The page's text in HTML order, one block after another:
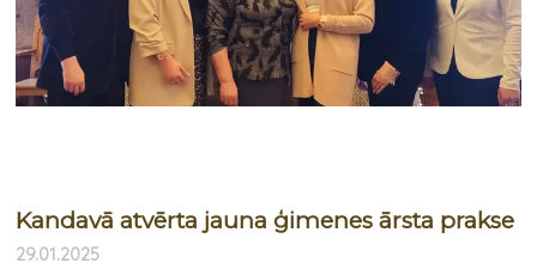
Kandavā atvērta jauna ģimenes ārsta prakse
29.01.2025